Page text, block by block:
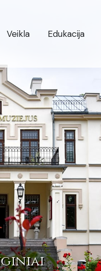
Veikla Edukacija